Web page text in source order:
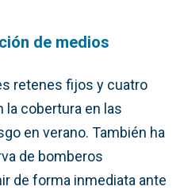
de medios
retenes fijos y cuatro
cobertura en las
en verano. También ha
de bomberos
de forma inmediata ante